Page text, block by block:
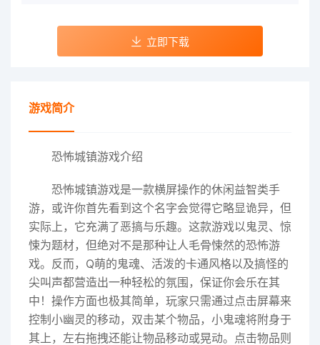
立即下载
游戏简介
恐怖城镇游戏介绍
恐怖城镇游戏是一款横屏操作的休闲益智类手
游，或许你首先看到这个名字会觉得它略显诡异，但
实际上，它充满了恶搞与乐趣。这款游戏以鬼灵、惊
悚为题材，但绝对不是那种让人毛骨悚然的恐怖游
戏。反而，Q萌的鬼魂、活泼的卡通风格以及搞怪的
尖叫声都营造出一种轻松的氛围，保证你会乐在其
中！操作方面也极其简单，玩家只需通过点击屏幕来
控制小幽灵的移动，双击某个物品，小鬼魂将附身于
其上，左右拖拽还能让物品移动或晃动。点击物品则